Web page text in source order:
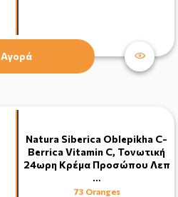
Αγορά
Natura Siberica Oblepikha C-
Berrica Vitamin C, Τονωτική
24ωρη Κρέμα Προσώπου Λεπ
…
73 Oranges